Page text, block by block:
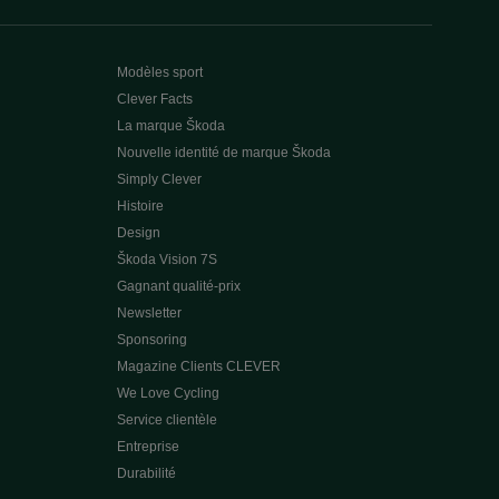
Modèles sport
Clever Facts
La marque Škoda
Nouvelle identité de marque Škoda
Simply Clever
Histoire
Design
Škoda Vision 7S
Gagnant qualité-prix
Newsletter
Sponsoring
Magazine Clients CLEVER
We Love Cycling
Service clientèle
Entreprise
Durabilité